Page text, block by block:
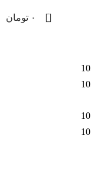
0 ۰ تومان